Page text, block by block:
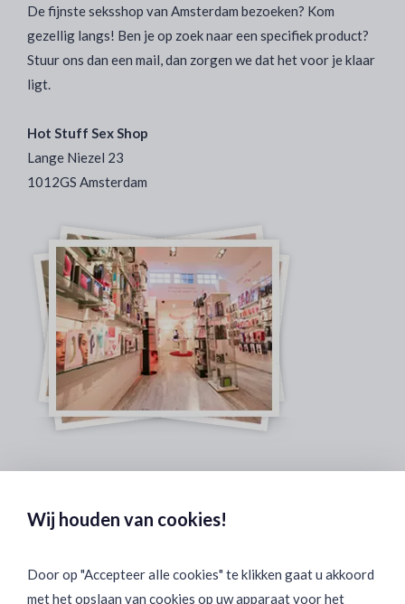
De fijnste seksshop van Amsterdam bezoeken? Kom
gezellig langs! Ben je op zoek naar een specifiek product?
Stuur ons dan een mail, dan zorgen we dat het voor je klaar
ligt.
Hot Stuff Sex Shop
Lange Niezel 23
1012GS Amsterdam
Wij houden van cookies!
Door op "Accepteer alle cookies" te klikken gaat u akkoord
met het opslaan van cookies op uw apparaat voor het